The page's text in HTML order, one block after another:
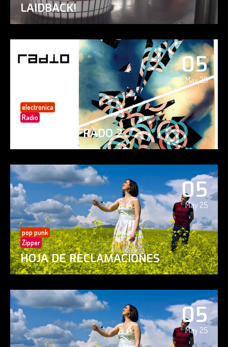
LAIDBACK!
05
May 25
electronica
Radio
PAISAJE CIFRADO 2
05
May 25
pop punk
Zipper
HOJA DE RECLAMACIONES
05
May 25